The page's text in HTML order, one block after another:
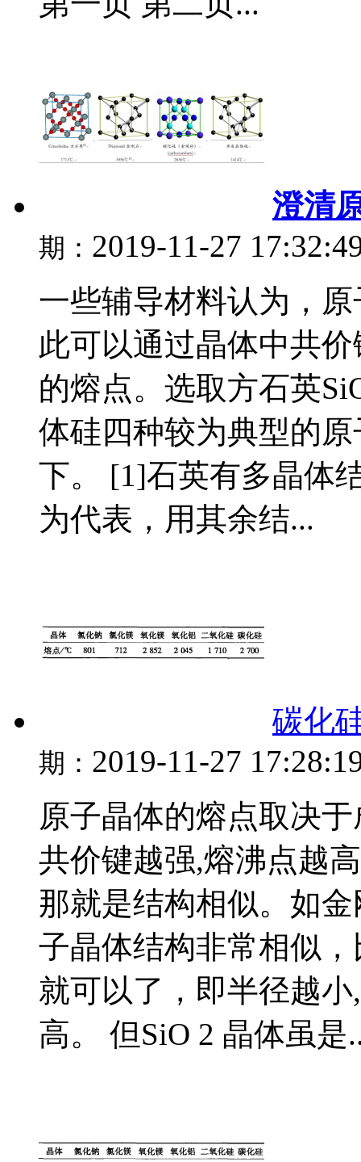
澄清
期： 2019-11-27
一些辅导材料认为，
此可以通过晶体中共
的熔点。选取方石英
体硅四种较为典型的
下。 [1]石英有多晶体
为代表，用其余结...
碳化
期： 2019-11-27
原子晶体的熔点取决
共价键越强,熔沸点越
那就是结构相似。如
子晶体结构非常相似
就可以了，即半径越
高。 但SiO 2 晶体虽是